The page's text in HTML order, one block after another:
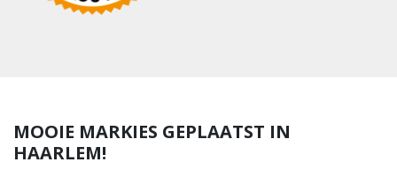
MOOIE MARKIES GEPLAATST IN
HAARLEM!